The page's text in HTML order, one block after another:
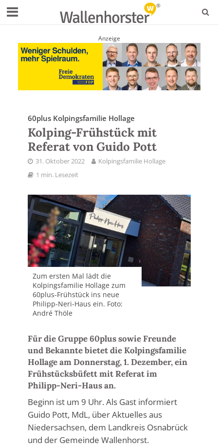
Anzeige
60plus Kolpingsfamilie Hollage
Kolping-Frühstück mit
Referat von Guido Pott
31. Oktober 2022
Kolpingsfamilie Hollage
1 min. Lesezeit
Zum ersten Mal lädt die
Kolpingsfamilie Hollage zum
60plus-Frühstück ins neue
Philipp-Neri-Haus ein. Foto:
André Thöle
Für die Gruppe 60plus sowie Freunde
und Bekannte bietet die Kolpingsfamilie
Hollage am Donnerstag, 1. Dezember, ein
Frühstücksbüfett mit Referat im
Philipp-Neri-Haus an.
Beginn ist um 9 Uhr. Als Gast informiert
Guido Pott, MdL, über Aktuelles aus
Niedersachsen, dem Landkreis Osnabrück
und der Gemeinde Wallenhorst.